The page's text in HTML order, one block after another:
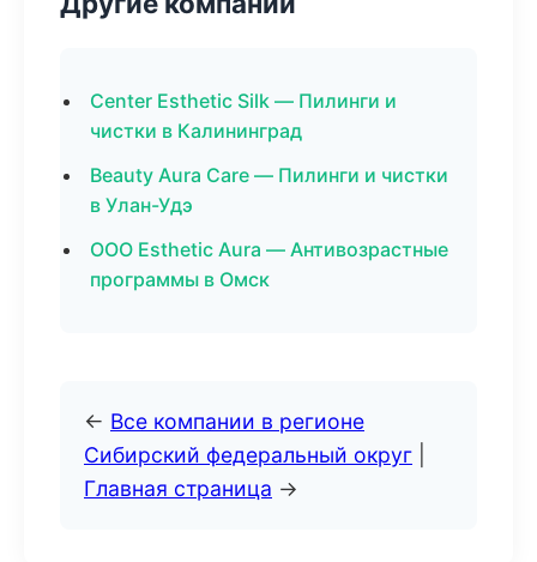
Center Esthetic Silk — Пилинги и
чистки в Калининград
Beauty Aura Care — Пилинги и чистки
в Улан-Удэ
ООО Esthetic Aura — Антивозрастные
программы в Омск
← Все компании в регионе
Сибирский федеральный округ
Главная страница →